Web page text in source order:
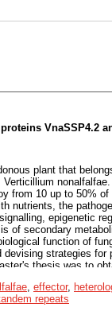
VnaSSP4.2
plant that
from 10 up to 50% of
nutrients, the
epigenetic
of secondary
function of
strategies for
thesis was to
prepared the
them in E. coli,
effector,
repeats